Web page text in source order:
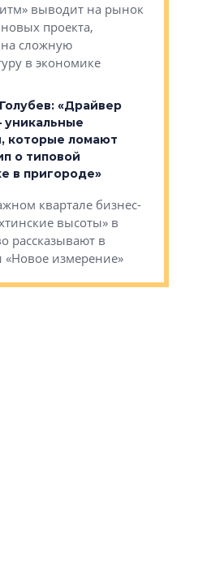
выводит на рынок
проекта,
сложную
в экономике
«Драйвер
уникальные
которые ломают
о типовой
в пригороде»
квартале бизнес-
высоты» в
рассказывают в
измерение»